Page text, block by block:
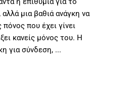
μια βαθιά ανάγκη να
που έχει γίνει
κανείς μόνος του. Η
για σύνδεση,